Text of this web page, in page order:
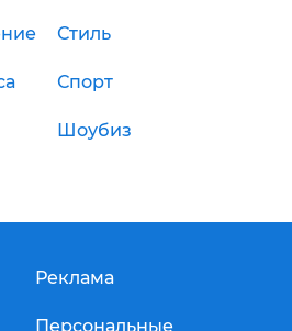
Стиль
Спорт
Шоубиз
Реклама
Персональные